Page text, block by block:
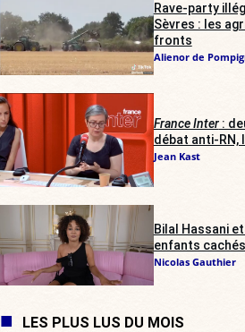
Rave-party
Sèvres : les
fronts
Alienor de
France Inter:
débat anti-RN,
Jean Kast
Bilal Hassani
enfants cachés
Nicolas Gauthier
LES PLUS LUS DU MOIS